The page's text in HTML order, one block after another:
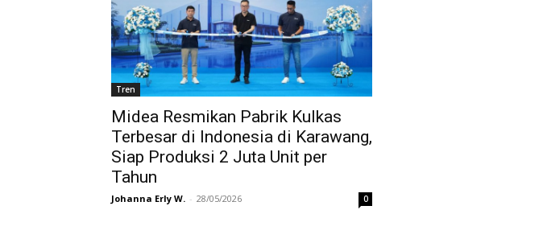
Tren
Midea Resmikan Pabrik Kulkas
Terbesar di Indonesia di Karawang,
Siap Produksi 2 Juta Unit per
Tahun
Johanna Erly W. - 28/05/2026 0